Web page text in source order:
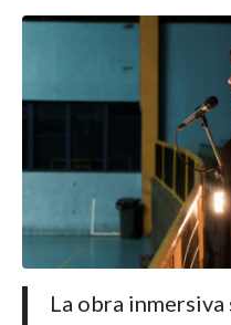
La obra